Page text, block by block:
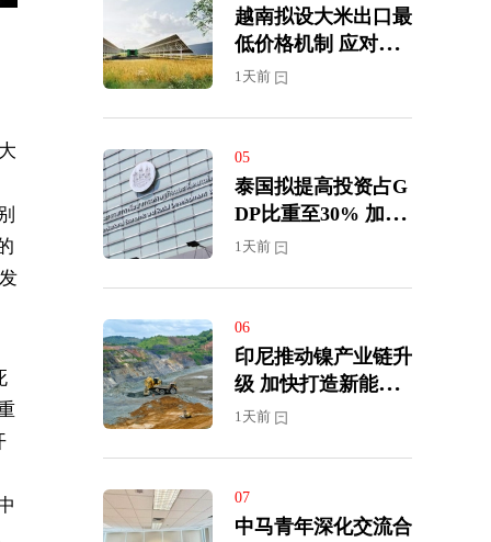
越南拟设大米出口最
低价格机制 应对国
际市场价格下跌压力
1天前
05
泰国拟提高投资占G
DP比重至30% 加快
迈向高收入经济体
1天前
06
印尼推动镍产业链升
级 加快打造新能源
汽车供应中心
1天前
07
中马青年深化交流合